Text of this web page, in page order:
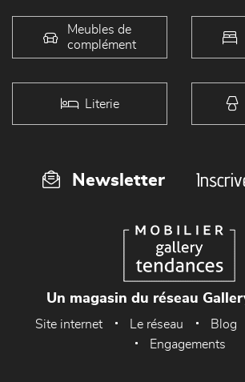
Meubles de
complément
Literie
Newsletter
Un magasin du réseau
Site internet Le réseau Blog
Engagements